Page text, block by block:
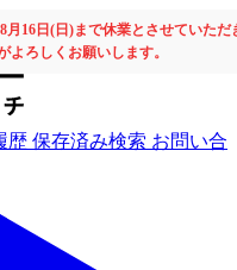
月16日(日)まで休業とさせていただ
よろしくお願いします。
歴 保存済み検索 お問い合